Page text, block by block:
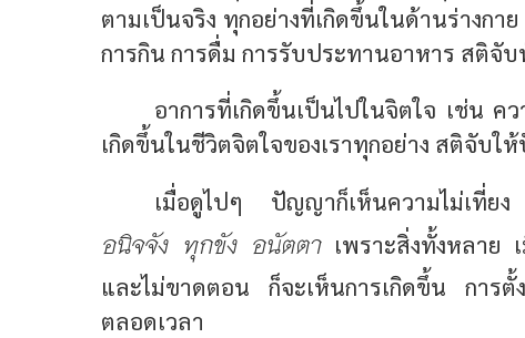
ตามเป็นจริง ทุกอย่างที่เกิดขึ้นในด้านร่างกา
การกิน การดื่ม การรับประทานอาหาร สติ
อาการที่เกิดขึ้นเป็นไปในจิตใจ เช่น
เกิดขึ้นในชีวิตจิตใจของเราทุกอย่าง สติจั
เมื่อดูไปๆ ปัญญาก็เห็นความไม่เที่ย
อนิจจัง ทุกขัง อนัตตาเพราะสิ่งทั้งหลาย
และไม่ขาดตอน ก็จะเห็นการเกิดขึ้น การ
ตลอดเวลา